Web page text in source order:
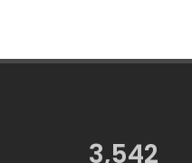
3,542